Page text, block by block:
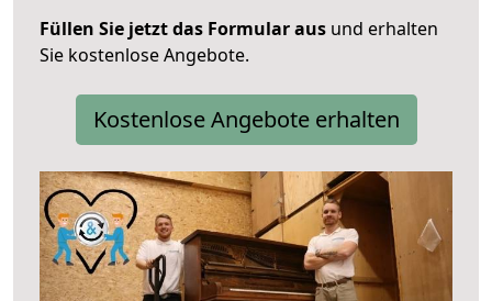
Füllen Sie jetzt das Formular aus und erhalten
Sie kostenlose Angebote.
Kostenlose Angebote erhalten